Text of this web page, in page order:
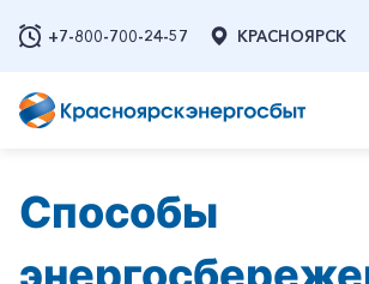
+7-800-700-24-57 КРАСНОЯРСК
Способы